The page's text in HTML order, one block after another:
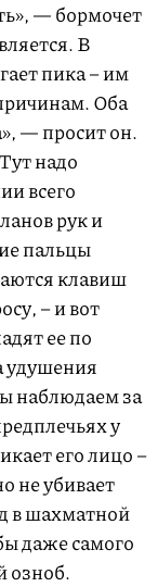
— бормочет
В
пика – им
Оба
— просит он.
надо
всего
рук и
пальцы
клавиш
– и вот
ее по
удушения
наблюдаем за
у
его лицо –
не убивает
в шахматной
даже самого
озноб.